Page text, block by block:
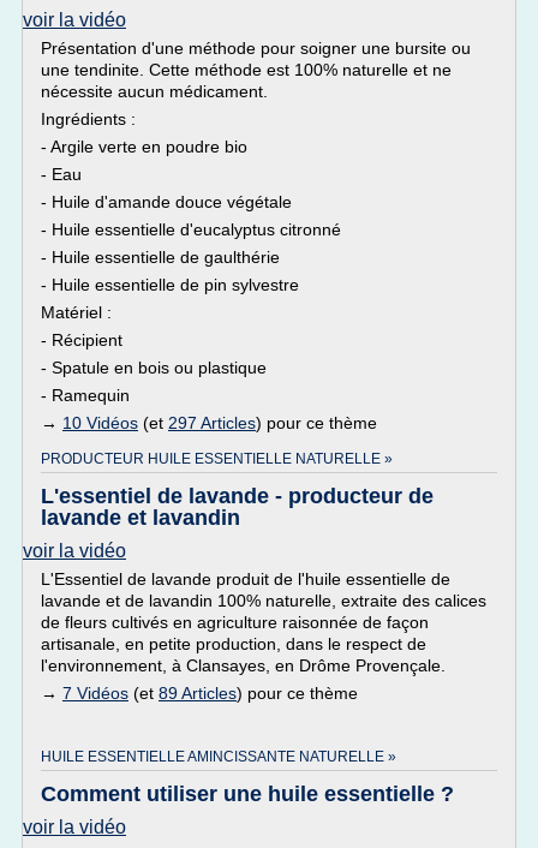
voir la vidéo
Présentation d'une méthode pour soigner une bursite ou
une tendinite. Cette méthode est 100% naturelle et ne
nécessite aucun médicament.
Ingrédients :
- Argile verte en poudre bio
- Eau
- Huile d'amande douce végétale
- Huile essentielle d'eucalyptus citronné
- Huile essentielle de gaulthérie
- Huile essentielle de pin sylvestre
Matériel :
- Récipient
- Spatule en bois ou plastique
- Ramequin
→ 10 Vidéos (et 297 Articles) pour ce thème
PRODUCTEUR HUILE ESSENTIELLE NATURELLE »
L'essentiel de lavande - producteur de
lavande et lavandin
voir la vidéo
L'Essentiel de lavande produit de l'huile essentielle de
lavande et de lavandin 100% naturelle, extraite des calices
de fleurs cultivés en agriculture raisonnée de façon
artisanale, en petite production, dans le respect de
l'environnement, à Clansayes, en Drôme Provençale.
→ 7 Vidéos (et 89 Articles) pour ce thème
HUILE ESSENTIELLE AMINCISSANTE NATURELLE »
Comment utiliser une huile essentielle ?
voir la vidéo